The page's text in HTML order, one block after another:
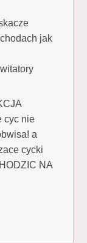
jak
cyc nie
a
cycki
NA